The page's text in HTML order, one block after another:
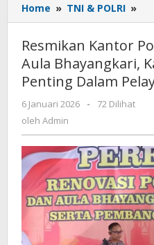
Home » TNI & POLRI »
Resmikan Kantor
Aula Bhayangkari,
Penting Dalam
6 Januari 2026
oleh
-
72 Dilihat
oleh Admin